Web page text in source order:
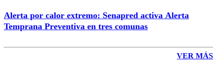
Alerta por calor extremo: Senapred activa Alerta
Temprana Preventiva en tres comunas
VER MÁS